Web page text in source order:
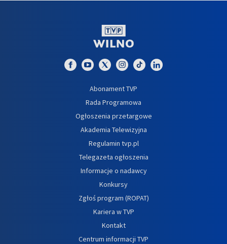
Abonament TVP
Rada Programowa
Ogłoszenia przetargowe
Akademia Telewizyjna
Regulamin tvp.pl
Telegazeta ogłoszenia
Informacje o nadawcy
Konkursy
Zgłoś program (ROPAT)
Kariera w TVP
Kontakt
Centrum informacji TVP